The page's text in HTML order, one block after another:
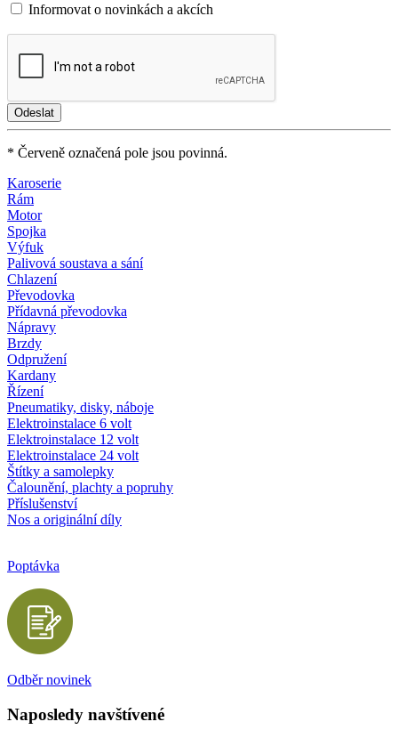
Informovat o novinkách a akcích
* Červeně označená pole jsou povinná.
Karoserie
Rám
Motor
Spojka
Výfuk
Palivová soustava a sání
Chlazení
Převodovka
Přídavná převodovka
Nápravy
Brzdy
Odpružení
Kardany
Řízení
Pneumatiky, disky, náboje
Elektroinstalace 6 volt
Elektroinstalace 12 volt
Elektroinstalace 24 volt
Štítky a samolepky
Čalounění, plachty a popruhy
Příslušenství
Nos a originální díly
Poptávka
Odběr novinek
Naposledy navštívené